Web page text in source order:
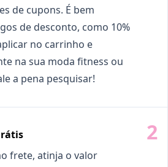
de cupons. É bem
de desconto, como 10%
no carrinho e
na sua moda fitness ou
a pena pesquisar!
frete, atinja o valor